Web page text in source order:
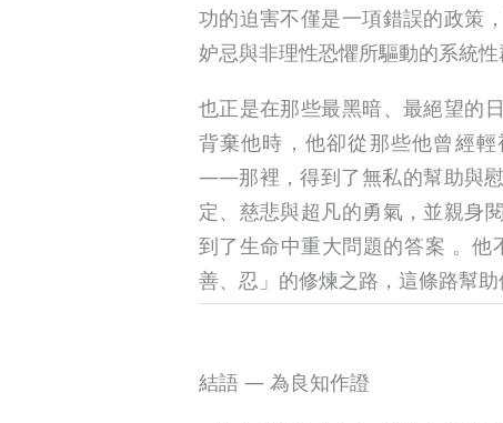
功的迫害不僅是一項錯誤的政策
妒忌與非理性恐懼所驅動的系統性
也正是在那些最黑暗、最絕望的
背棄他時，他卻從那些他曾經
——那裡，得到了無私的幫助與
定、慈悲與超凡的勇氣，並親身
到了生命中重大問題的答案 。
善、忍」的修煉之路，這條路幫
結語 ― 為良知作證